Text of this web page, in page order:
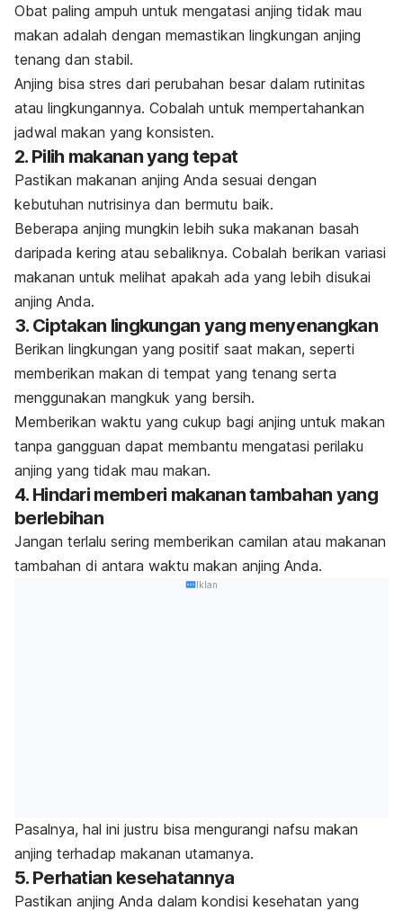
Obat paling ampuh untuk mengatasi anjing tidak mau
makan adalah dengan memastikan lingkungan anjing
tenang dan stabil.
Anjing bisa stres dari perubahan besar dalam rutinitas
atau lingkungannya. Cobalah untuk mempertahankan
jadwal makan yang konsisten.
2. Pilih makanan yang tepat
Pastikan makanan anjing Anda sesuai dengan
kebutuhan nutrisinya dan bermutu baik.
Beberapa anjing mungkin lebih suka makanan basah
daripada kering atau sebaliknya. Cobalah berikan variasi
makanan untuk melihat apakah ada yang lebih disukai
anjing Anda.
3. Ciptakan lingkungan yang menyenangkan
Berikan lingkungan yang positif saat makan, seperti
memberikan makan di tempat yang tenang serta
menggunakan mangkuk yang bersih.
Memberikan waktu yang cukup bagi anjing untuk makan
tanpa gangguan dapat membantu mengatasi perilaku
anjing yang tidak mau makan.
4. Hindari memberi makanan tambahan yang
berlebihan
Jangan terlalu sering memberikan camilan atau makanan
tambahan di antara waktu makan anjing Anda.
Iklan
Pasalnya, hal ini justru bisa mengurangi nafsu makan
anjing terhadap makanan utamanya.
5. Perhatian kesehatannya
Pastikan anjing Anda dalam kondisi kesehatan yang